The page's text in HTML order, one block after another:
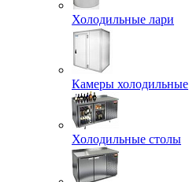
Холодильные лари
Камеры холодильные
Холодильные столы